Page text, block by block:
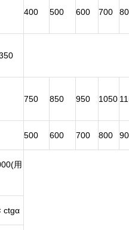
400 500 600 700
750 850 950 1050
500 600 700 800
用
ctgα